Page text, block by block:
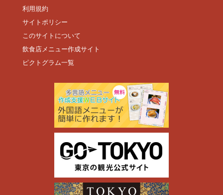
利用規約
サイトポリシー
このサイトについて
飲食店メニュー作成サイト
ピクトグラム一覧